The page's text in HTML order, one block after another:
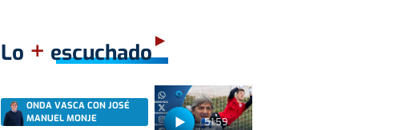
Lo + escuchado
51:59
ONDA VASCA CON JOSÉ
MANUEL MONJE